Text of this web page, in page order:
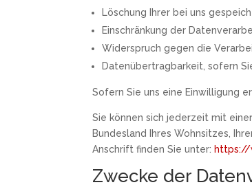
Löschung Ihrer bei uns
Einschränkung der
Widerspruch gegen die
Datenübertragbarkeit, sofern
Sofern Sie uns eine Einwilligung
Sie können sich jederzeit mit
Bundesland Ihres Wohnsitzes,
Anschrift finden Sie unter: https://
Zwecke der